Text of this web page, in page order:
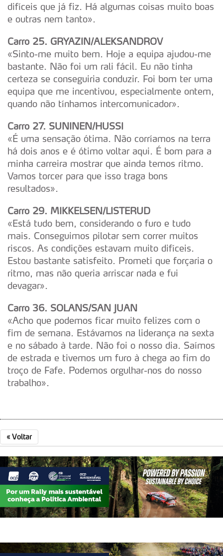
difíceis que já fiz. Há algumas coisas muito boas
e outras nem tanto».
Carro 25. GRYAZIN/ALEKSANDROV
«Sinto-me muito bem. Hoje a equipa ajudou-me
bastante. Não foi um rali fácil. Eu não tinha
certeza se conseguiria conduzir. Foi bom ter uma
equipa que me incentivou, especialmente ontem,
quando não tínhamos intercomunicador».
Carro 27. SUNINEN/HUSSI
«É uma sensação ótima. Não corríamos na terra
há dois anos e é ótimo voltar aqui. É bom para a
minha carreira mostrar que ainda temos ritmo.
Vamos torcer para que isso traga bons
resultados».
Carro 29. MIKKELSEN/LISTERUD
«Está tudo bem, considerando o furo e tudo
mais. Conseguimos pilotar sem correr muitos
riscos. As condições estavam muito difíceis.
Estou bastante satisfeito. Prometi que forçaria o
ritmo, mas não queria arriscar nada e fui
devagar».
Carro 36. SOLANS/SAN JUAN
«Acho que podemos ficar muito felizes com o
fim de semana. Estávamos na liderança na sexta
e no sábado à tarde. Não foi o nosso dia. Saímos
de estrada e tivemos um furo à chega ao fim do
troço de Fafe. Podemos orgulhar-nos do nosso
trabalho».
« Voltar